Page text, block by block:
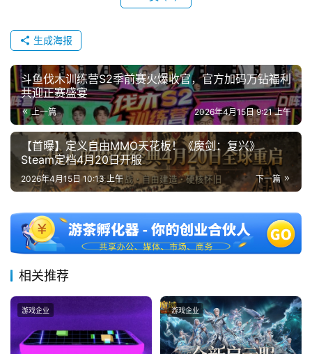
生成海报
斗鱼伐木训练营S2季前赛火爆收官，官方加码万钻福利
共迎正赛盛宴
上一篇 2026年4月15日 9:21 上午
【首曝】定义自由MMO天花板！《魔剑：复兴》
Steam定档4月20日开服
下一篇
2026年4月15日 10:13 上午
相关推荐
游戏企业 游戏企业